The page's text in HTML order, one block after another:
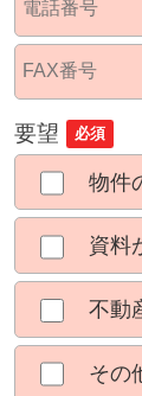
要望 必須
物件
資料
不動
その